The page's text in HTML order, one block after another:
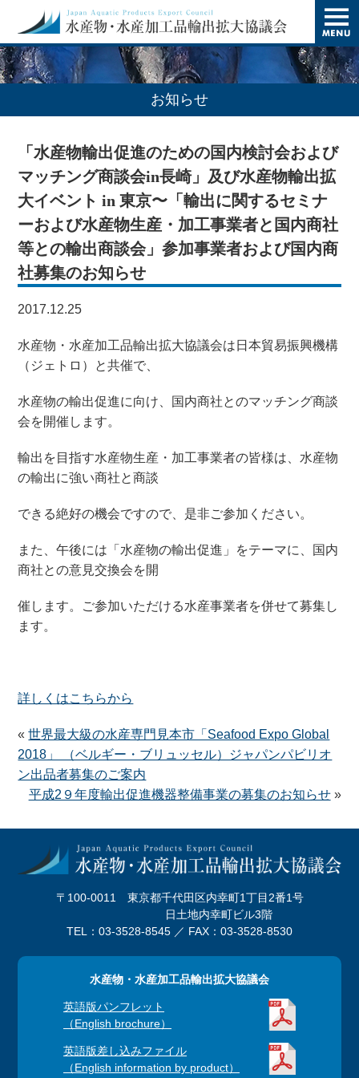
t
o
g
g
l
e
g
n
お知らせ
「水産物輸出促進のための国内検討会および
マッチング商談会in長崎」及び水産物輸出拡
大イベント in 東京〜「輸出に関するセミナ
ーおよび水産物生産・加工事業者と国内商社
等との輸出商談会」参加事業者および国内商
社募集のお知らせ
2017.12.25
水産物・水産加工品輸出拡大協議会は日本貿易振興機構
（ジェトロ）と共催で、
水産物の輸出促進に向け、国内商社とのマッチング商談
会を開催します。
輸出を目指す水産物生産・加工事業者の皆様は、水産物
の輸出に強い商社と商談
できる絶好の機会ですので、是非ご参加ください。
また、午後には「水産物の輸出促進」をテーマに、国内
商社との意見交換会を開
催します。ご参加いただける水産事業者を併せて募集し
ます。
詳しくはこちらから
«世界最大級の水産専門見本市「Seafood Expo Global
2018」 （ベルギー・ブリュッセル）ジャパンパビリオ
ン出品者募集のご案内
平成2９年度輸出促進機器整備事業の募集のお知らせ»
〒100-0011 東京都千代田区内幸町1丁目2番1号
日土地内幸町ビル3階
TEL：03-3528-8545 ／ FAX：03-3528-8530
水産物・水産加工品輸出拡大協議会
英語版パンフレット
（English brochure）
英語版差し込みファイル
（English information by product）